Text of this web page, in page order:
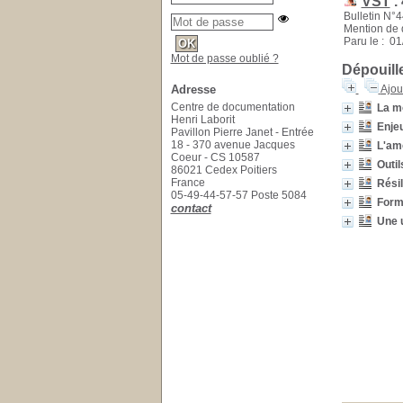
Bulletin
Mention
Paru le :
La
Une
Mot de passe oublié ?
Adresse
Centre de documentation
Henri Laborit
Pavillon Pierre Janet - Entrée
18 - 370 avenue Jacques
Coeur - CS 10587
86021 Cedex Poitiers
France
05-49-44-57-57 Poste 5084
contact